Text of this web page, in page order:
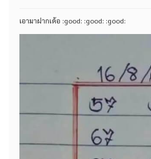
เอามาฝากเด้อ :good: :good: :good: